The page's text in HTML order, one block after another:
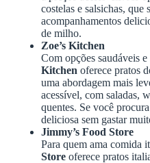
costelas e salsichas, que
acompanhamentos
de milho.
Zoe’s Kitchen
Com opções saudáveis e
Kitchen oferece pratos
uma abordagem mais
acessível, com saladas,
quentes. Se você
deliciosa sem gastar
Jimmy’s Food Store
Para quem ama comida
Store oferece pratos